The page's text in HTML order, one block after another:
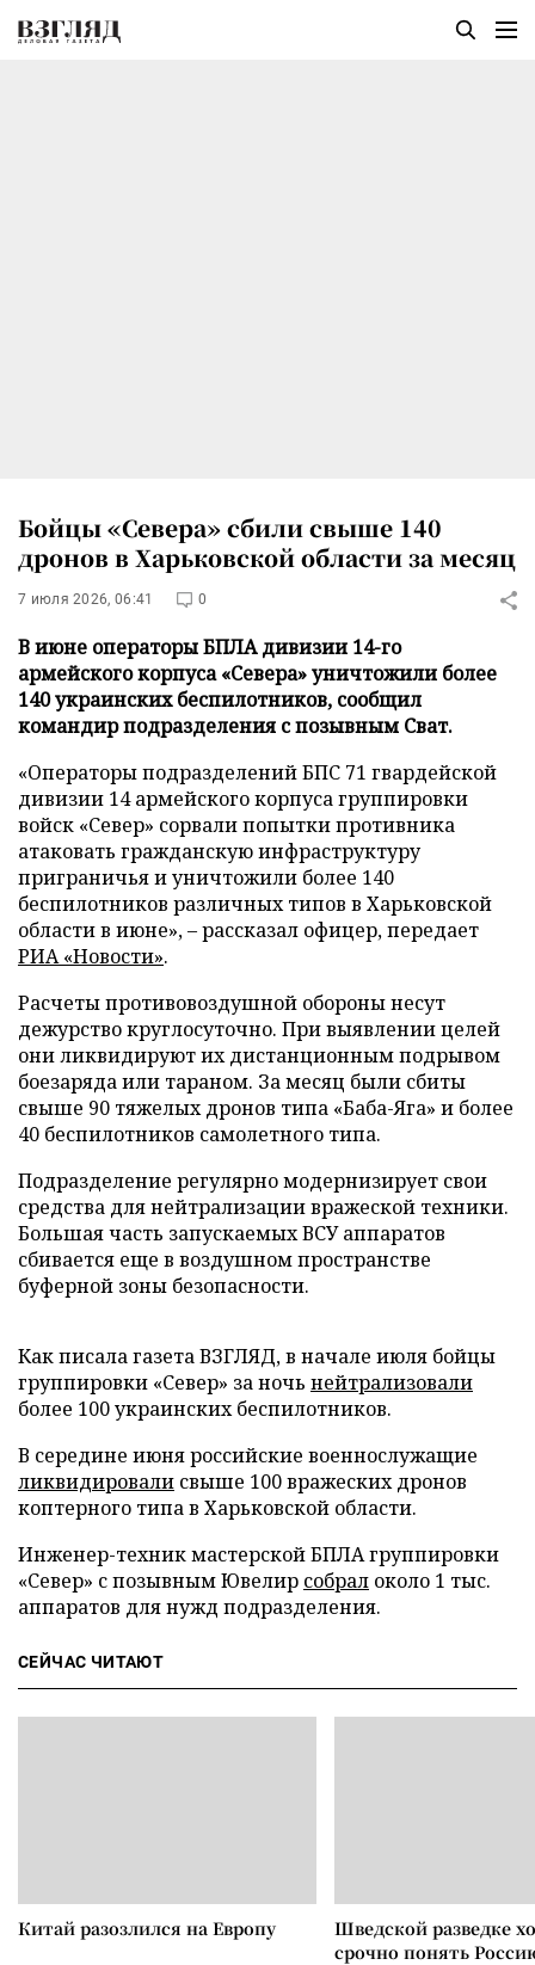
Бойцы «Севера» сбили свыше 140
дронов в Харьковской области за месяц
7 июля 2026, 06:41 0
В июне операторы БПЛА дивизии 14-го
армейского корпуса «Севера» уничтожили более
140 украинских беспилотников, сообщил
командир подразделения с позывным Сват.
«Операторы подразделений БПС 71 гвардейской
дивизии 14 армейского корпуса группировки
войск «Север» сорвали попытки противника
атаковать гражданскую инфраструктуру
приграничья и уничтожили более 140
беспилотников различных типов в Харьковской
области в июне», – рассказал офицер, передает
РИА «Новости».
Расчеты противовоздушной обороны несут
дежурство круглосуточно. При выявлении целей
они ликвидируют их дистанционным подрывом
боезаряда или тараном. За месяц были сбиты
свыше 90 тяжелых дронов типа «Баба-Яга» и более
40 беспилотников самолетного типа.
Подразделение регулярно модернизирует свои
средства для нейтрализации вражеской техники.
Большая часть запускаемых ВСУ аппаратов
сбивается еще в воздушном пространстве
буферной зоны безопасности.
Как писала газета ВЗГЛЯД, в начале июля бойцы
группировки «Север» за ночь нейтрализовали
более 100 украинских беспилотников.
В середине июня российские военнослужащие
ликвидировали свыше 100 вражеских дронов
коптерного типа в Харьковской области.
Инженер-техник мастерской БПЛА группировки
«Север» с позывным Ювелир собрал около 1 тыс.
аппаратов для нужд подразделения.
СЕЙЧАС ЧИТАЮТ
Китай разозлился на Европу
Шведской разведке
срочно понять